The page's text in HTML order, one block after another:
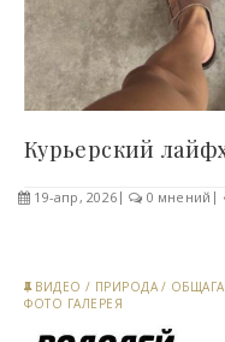
19-апр, 2026 0 мнений
ВИДЕО / ПРИРОДА / ОБЩАГА
ФОТО ГАЛЕРЕЯ